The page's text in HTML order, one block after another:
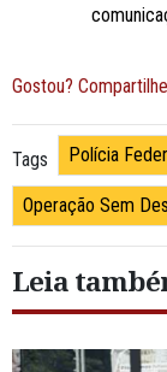
Gostou? Compartilhe
Tags Polícia
Operação Sem
Leia